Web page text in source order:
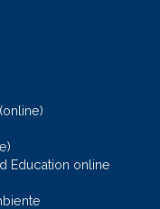
Education online